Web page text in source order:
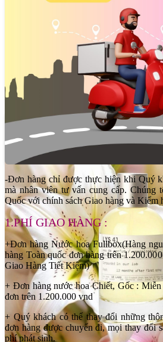
cực kỳ đậm đặc, ngọt ngào, sang trọng
là hiện thân của sự nữ tính rạng rỡ, của
đời và không ngại thể hiện bản thân.
- Độ lưu hương (Longevity): Cực kỳ
Labo Lys 41 EDP là một quái vật về độ
lại trên da từ 8 -12 tiếng hoặc hơn.
-Đơn hàng chỉ được thực hiện khi Quý
mà nhân viên tư vấn cung cấp. Chúng
Quốc với chính sách Giao hàng và Kiểm
1.PHÍ GIAO HÀNG :
+Đơn hàng Nước hoa Fullbox(Hàng
hàng Toàn quốc đơn hàng trên
Giao Hàng Tiết Kiệm)
+ Đơn hàng nước hoa Chiết, Gốc :
đơn trên 1.200.000 vnd
+ Quý khách có thể thay đổi những
đơn hàng được chuyển đi, mọi thay đổi
phí phát sinh.